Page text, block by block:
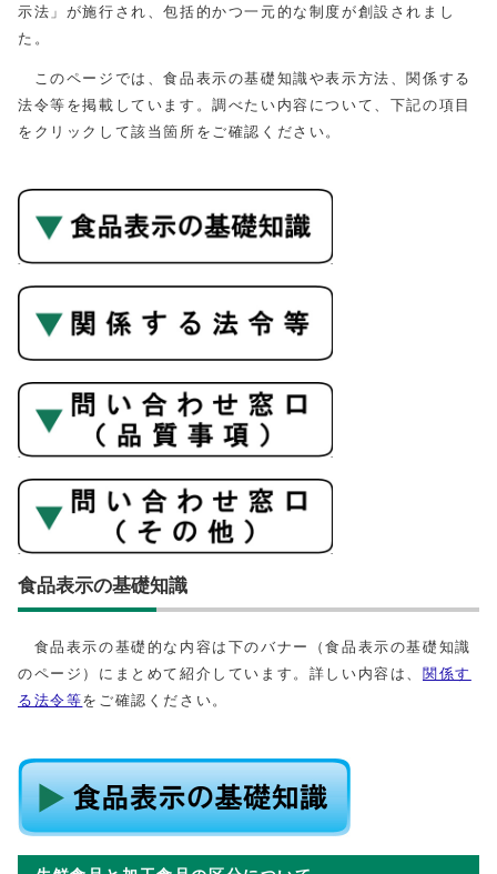
示法」が施行され、包括的かつ一元的な制度が創設されまし
た。
このページでは、食品表示の基礎知識や表示方法、関係する
法令等を掲載しています。調べたい内容について、下記の項目
をクリックして該当箇所をご確認ください。
食品表示の基礎知識
食品表示の基礎的な内容は下のバナー（食品表示の基礎知識
のページ）にまとめて紹介しています。詳しい内容は、 関係す
る法令等をご確認ください。